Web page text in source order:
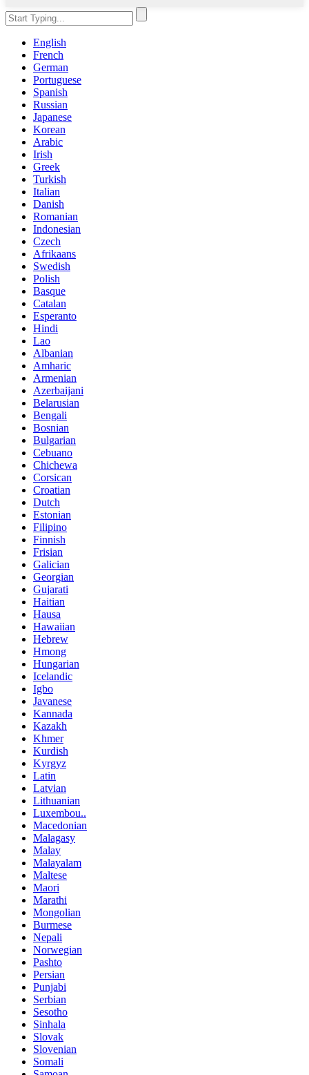
English
French
German
Portuguese
Spanish
Russian
Japanese
Korean
Arabic
Irish
Greek
Turkish
Italian
Danish
Romanian
Indonesian
Czech
Afrikaans
Swedish
Polish
Basque
Catalan
Esperanto
Hindi
Lao
Albanian
Amharic
Armenian
Azerbaijani
Belarusian
Bengali
Bosnian
Bulgarian
Cebuano
Chichewa
Corsican
Croatian
Dutch
Estonian
Filipino
Finnish
Frisian
Galician
Georgian
Gujarati
Haitian
Hausa
Hawaiian
Hebrew
Hmong
Hungarian
Icelandic
Igbo
Javanese
Kannada
Kazakh
Khmer
Kurdish
Kyrgyz
Latin
Latvian
Lithuanian
Luxembou..
Macedonian
Malagasy
Malay
Malayalam
Maltese
Maori
Marathi
Mongolian
Burmese
Nepali
Norwegian
Pashto
Persian
Punjabi
Serbian
Sesotho
Sinhala
Slovak
Slovenian
Somali